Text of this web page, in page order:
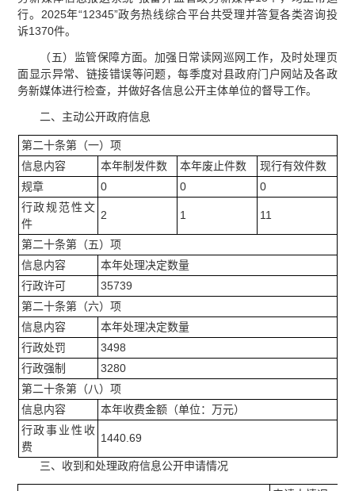
行。2025年“12345”政务热线综合平台共受理并答复各类咨询投
诉1370件。
（五）监管保障方面。加强日常读网巡网工作，及时处理页
面显示异常、链接错误等问题，每季度对县政府门户网站及各政
务新媒体进行检查，并做好各信息公开主体单位的督导工作。
二、主动公开政府信息
第二十条第（一）项
信息内容
本年制发件数 本年废止件数
现行有效件数
规章
0 0
0
行政规范性文
件
2 1 11
第二十条第（五）项
信息内容
本年处理决定数量
行政许可
35739
第二十条第（六）项
信息内容
本年处理决定数量
行政处罚
3498
行政强制
3280
第二十条第（八）项
信息内容
本年收费金额（单位：万元）
行政事业性收
费
1440.69
三、收到和处理政府信息公开申请情况